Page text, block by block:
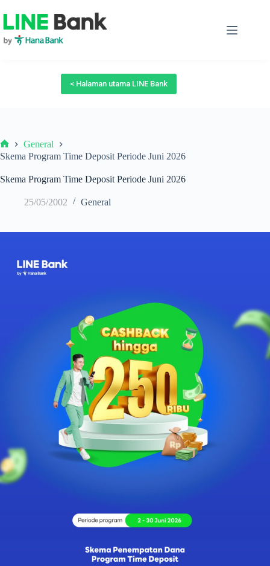
to
content
< Halaman utama LINE Bank
Beranda
General
Skema Program Time Deposit Periode Juni 2026
Skema Program Time Deposit Periode Juni 2026
25/05/2002 General